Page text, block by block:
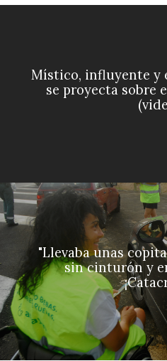
Místico, influyente y
se proyecta sobre
"Llevaba unas
sin cinturón y